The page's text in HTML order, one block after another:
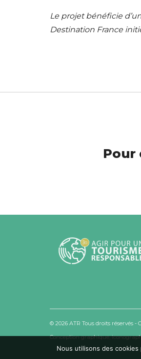
Le projet bénéficie
Destination France
Pour
© 2026 ATR Tous droits réservés -
Conception graphique,
Nous utilisons des